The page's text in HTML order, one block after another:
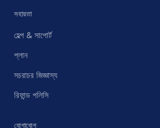
সহায়তা
হেল্প & সাপোর্ট
প্লান
সচরাচর জিজ্ঞাস্য
রিফান্ড পলিসি
যোগাযোগ